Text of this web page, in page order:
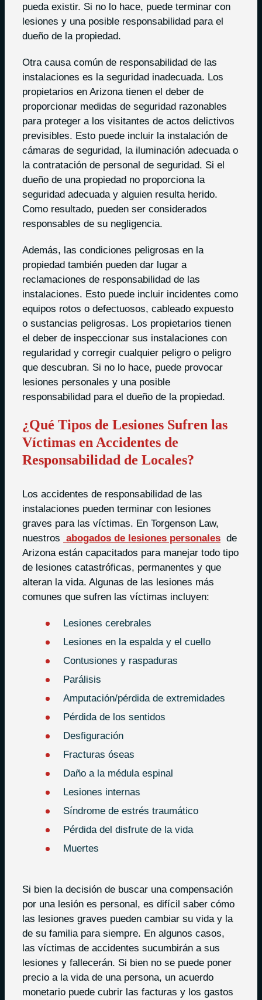
pueda existir. Si no lo hace, puede terminar con
lesiones y una posible responsabilidad para el
dueño de la propiedad.
Otra causa común de responsabilidad de las
instalaciones es la seguridad inadecuada. Los
propietarios en Arizona tienen el deber de
proporcionar medidas de seguridad razonables
para proteger a los visitantes de actos delictivos
previsibles. Esto puede incluir la instalación de
cámaras de seguridad, la iluminación adecuada o
la contratación de personal de seguridad. Si el
dueño de una propiedad no proporciona la
seguridad adecuada y alguien resulta herido.
Como resultado, pueden ser considerados
responsables de su negligencia.
Además, las condiciones peligrosas en la
propiedad también pueden dar lugar a
reclamaciones de responsabilidad de las
instalaciones. Esto puede incluir incidentes como
equipos rotos o defectuosos, cableado expuesto
o sustancias peligrosas. Los propietarios tienen
el deber de inspeccionar sus instalaciones con
regularidad y corregir cualquier peligro o peligro
que descubran. Si no lo hace, puede provocar
lesiones personales y una posible
responsabilidad para el dueño de la propiedad.
¿Qué Tipos de Lesiones Sufren las
Víctimas en Accidentes de
Responsabilidad de Locales?
Los accidentes de responsabilidad de las
instalaciones pueden terminar con lesiones
graves para las víctimas. En Torgenson Law,
nuestros abogados de lesiones personales de
Arizona están capacitados para manejar todo tipo
de lesiones catastróficas, permanentes y que
alteran la vida. Algunas de las lesiones más
comunes que sufren las víctimas incluyen:
Lesiones cerebrales
Lesiones en la espalda y el cuello
Contusiones y raspaduras
Parálisis
Amputación/pérdida de extremidades
Pérdida de los sentidos
Desfiguración
Fracturas óseas
Daño a la médula espinal
Lesiones internas
Síndrome de estrés traumático
Pérdida del disfrute de la vida
Muertes
Si bien la decisión de buscar una compensación
por una lesión es personal, es difícil saber cómo
las lesiones graves pueden cambiar su vida y la
de su familia para siempre. En algunos casos,
las víctimas de accidentes sucumbirán a sus
lesiones y fallecerán. Si bien no se puede poner
precio a la vida de una persona, un acuerdo
monetario puede cubrir las facturas y los gastos